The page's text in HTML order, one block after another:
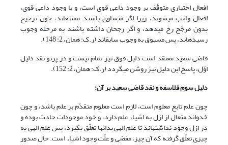
افعال اختیاری متوقّف بر وجود داعی قوی است، و با وجود داعی قوی،
افعال واجب می‏شوند، زیرا اگر متساوی باشند ممتنع‏اند، چون ترجیح
بدون مرجّح رخ می‏دهد، و اگر رجحان داشته باشند به مرحله وجوب
رسیده‏اند، پس مسبوق به وجوب سابق‏اند (ر.ک: همان، 2: 148).
قاضی سعید معتقد است دلیل فوق نیز تمام نیست و در پرتو نقد دلیل
اوّل، پاسخ این دلیل نیز روشن می‏گردد (ر.ک: همان، 2: 152).
دلیل سوم فلاسفه و نقد قاضی سعید بر آن:
چون علم تابع معلوم است، لازم است معلوم متقدّم بر علم باشد، و چون
خدواند متعال از ازل به اشیاء علم دارد، و خود موجودات حادث بوده و
در ازل وجود نداشته‏اند تا علم الهی بدان‏ها تعلّق بگیرد، پس علم الهی به
چیزی تعلّق گرفته که آن چیز، مفضی و علّت وجود اشیاء است. حال صدور